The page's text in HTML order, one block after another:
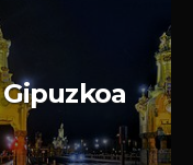
Gipuzkoa